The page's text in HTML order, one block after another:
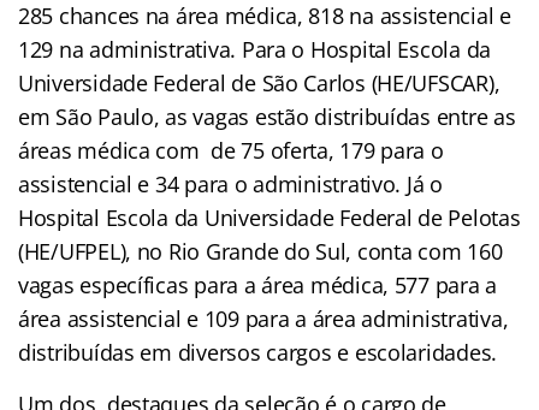
285 chances na área médica, 818 na assistencial e
129 na administrativa. Para o Hospital Escola da
Universidade Federal de São Carlos (HE/UFSCAR),
em São Paulo, as vagas estão distribuídas entre as
áreas médica com de 75 oferta, 179 para o
assistencial e 34 para o administrativo. Já o
Hospital Escola da Universidade Federal de Pelotas
(HE/UFPEL), no Rio Grande do Sul, conta com 160
vagas específicas para a área médica, 577 para a
área assistencial e 109 para a área administrativa,
distribuídas em diversos cargos e escolaridades.